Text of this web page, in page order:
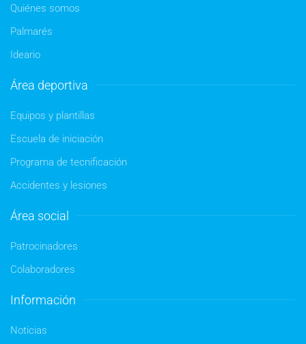
Quiénes somos
Palmarés
Ideario
Área deportiva
Equipos y plantillas
Escuela de iniciación
Programa de tecnificación
Accidentes y lesiones
Área social
Patrocinadores
Colaboradores
Información
Noticias